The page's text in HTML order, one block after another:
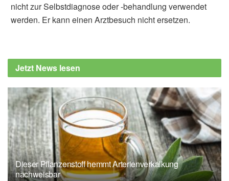
42/20)
nicht zur Selbstdiagnose oder -behandlung verwendet
werden. Er kann einen Arztbesuch nicht ersetzen.
Jetzt News lesen
Dieser Pflanzenstoff hemmt Arterienverkalkung
nachweisbar